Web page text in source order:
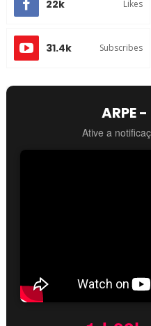
22k Likes
31.4k Subscribes
ARPE
Ative a